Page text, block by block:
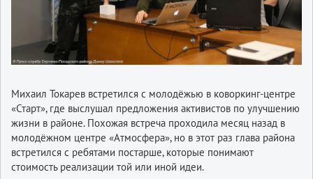
Михаил Токарев встретился с молодёжью в коворкинг-центре
«Старт», где выслушал предложения активистов по улучшению
жизни в районе. Похожая встреча проходила месяц назад в
молодёжном центре «Атмосфера», но в этот раз глава района
встретился с ребятами постарше, которые понимают
стоимость реализации той или иной идеи.